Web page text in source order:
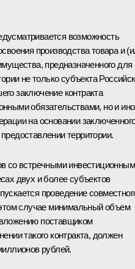
возможность
производства товара и
предназначенного для
не только субъекта
заключение контракта
обязательствами, но и
на основании
территории.
со встречными
двух и более субъектов
проведение
случае минимальный объем
поставщиком
такого контракта, должен
рублей.